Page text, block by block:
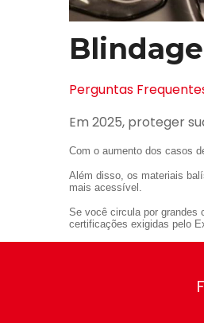
Perguntas
Em 2025, proteger
Com o aumento dos casos
Além disso, os materiais
mais acessível.
Se você circula por grandes
certificações exigidas pelo